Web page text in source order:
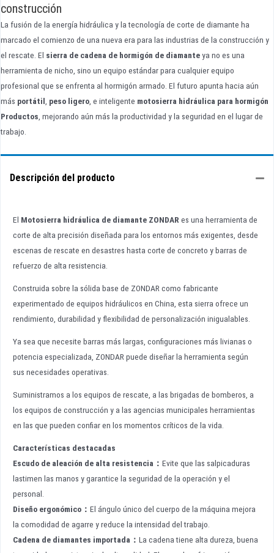
construcción
La fusión de la energía hidráulica y la tecnología de corte de diamante ha
marcado el comienzo de una nueva era para las industrias de la construcción y
el rescate. El sierra de cadena de hormigón de diamanteya no es una
herramienta de nicho, sino un equipo estándar para cualquier equipo
profesional que se enfrenta al hormigón armado. El futuro apunta hacia aún
más portátil, peso ligero, e inteligente motosierra hidráulica para hormigón
Productos, mejorando aún más la productividad y la seguridad en el lugar de
trabajo.
Descripción del producto
El Motosierra hidráulica de diamante ZONDAR es una herramienta de
corte de alta precisión diseñada para los entornos más exigentes, desde
escenas de rescate en desastres hasta corte de concreto y barras de
refuerzo de alta resistencia.
Construida sobre la sólida base de ZONDAR como fabricante
experimentado de equipos hidráulicos en China, esta sierra ofrece un
rendimiento, durabilidad y flexibilidad de personalización inigualables.
Ya sea que necesite barras más largas, configuraciones más livianas o
potencia especializada, ZONDAR puede diseñar la herramienta según
sus necesidades operativas.
Suministramos a los equipos de rescate, a las brigadas de bomberos, a
los equipos de construcción y a las agencias municipales herramientas
en las que pueden confiar en los momentos críticos de la vida.
Características destacadas
Escudo de aleación de alta resistencia ： Evite que las salpicaduras
lastimen las manos y garantice la seguridad de la operación y el
personal.
Diseño ergonómico ： El ángulo único del cuerpo de la máquina mejora
la comodidad de agarre y reduce la intensidad del trabajo.
Cadena de diamantes importada ： La cadena tiene alta dureza, buena